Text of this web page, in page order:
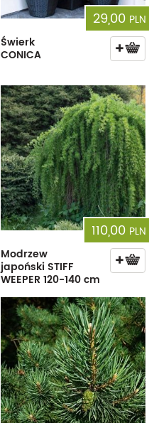
29,00 PLN
Świerk
CONICA
110,00 PLN
Modrzew
japoński STIFF
WEEPER 120-140 cm